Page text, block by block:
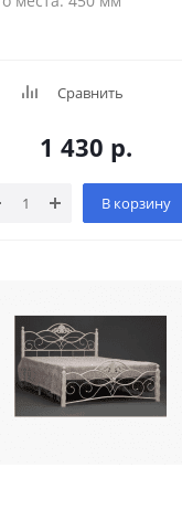
Сравнить
1 430 р.
В корзину